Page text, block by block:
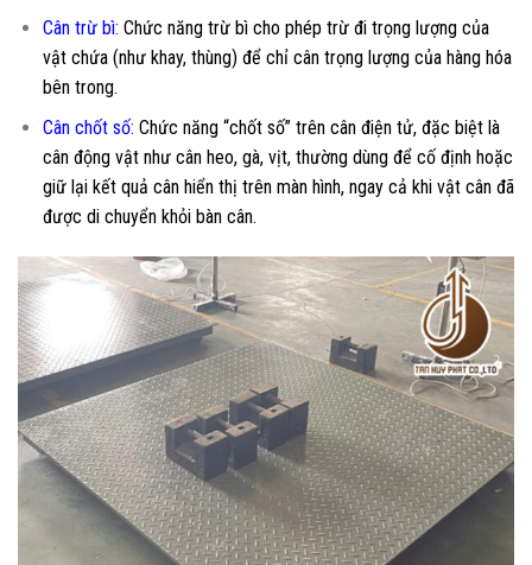
Cân trừ bì: Chức năng trừ bì cho phép trừ đi trọng lượng của
vật chứa (như khay, thùng) để chỉ cân trọng lượng của hàng hóa
bên trong.
Cân chốt số: Chức năng “chốt số” trên cân điện tử, đặc biệt là
cân động vật như cân heo, gà, vịt, thường dùng để cố định hoặc
giữ lại kết quả cân hiển thị trên màn hình, ngay cả khi vật cân đã
được di chuyển khỏi bàn cân.